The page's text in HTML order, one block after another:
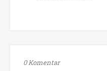
0 Komentar